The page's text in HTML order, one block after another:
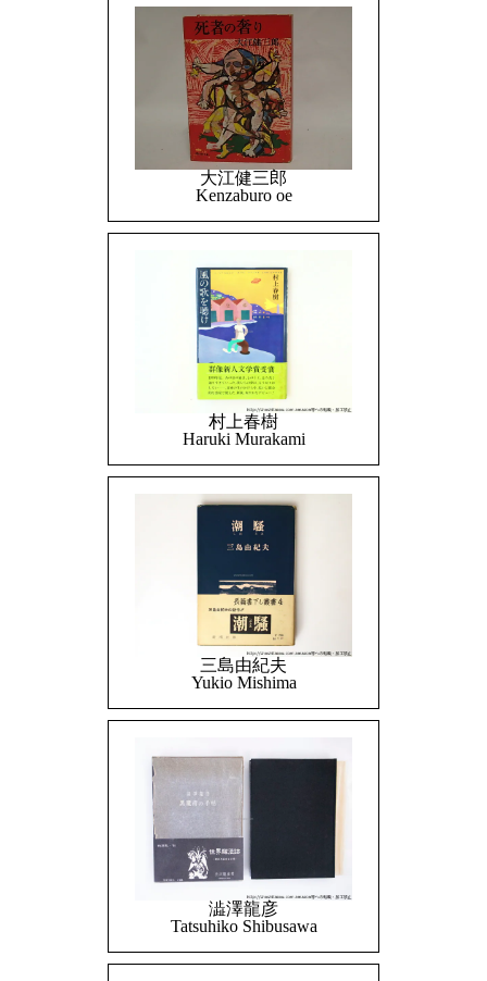
大江健三郎
Kenzaburo oe
村上春樹
Haruki Murakami
三島由紀夫
Yukio Mishima
澁澤龍彦
Tatsuhiko Shibusawa